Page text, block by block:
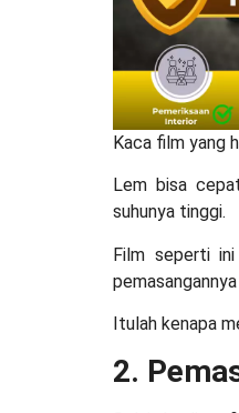
Kaca film yang
Lem bisa
suhunya tinggi.
Film seperti
Itulah kenapa
2.